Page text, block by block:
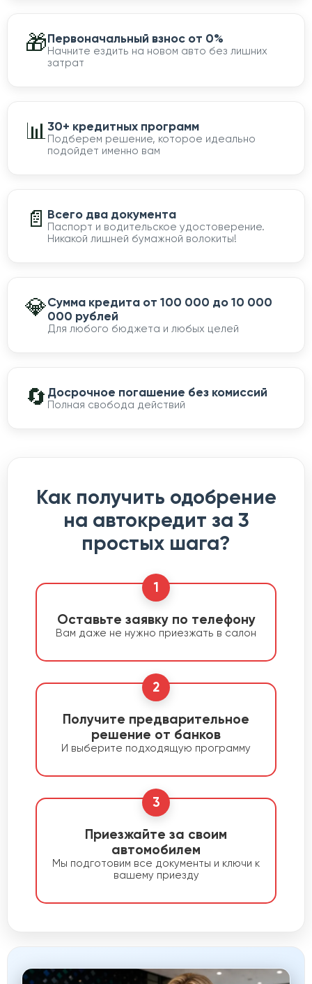
🎁Первоначальный взнос от 0%
Начните ездить на новом авто без лишних
затрат
📊30+ кредитных программ
Подберем решение, которое идеально
подойдет именно вам
📄 Всего два документа
Паспорт и водительское удостоверение.
Никакой лишней бумажной волокиты!
💎Сумма кредита от 100 000 до 10 000
000 рублей
Для любого бюджета и любых целей
🔄 Досрочное погашение без комиссий
Полная свобода действий
Как получить одобрение
на автокредит за 3
простых шага?
1
Оставьте заявку по телефону
Вам даже не нужно приезжать в салон
2
Получите предварительное
решение от банков
И выберите подходящую программу
3
Приезжайте за своим
автомобилем
Мы подготовим все документы и ключи к
вашему приезду